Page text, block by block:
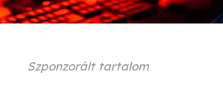
Szponzorált tartalom